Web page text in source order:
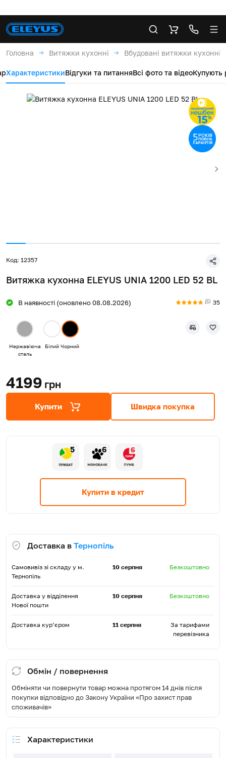
Головна Витяжки кухонні Вбудовані витяжки кухонні
ХарактеристикиВідгуки та питанняВсі фото та відеоКупують
Код: 12357
Витяжка кухонна ELEYUS UNIA 1200 LED 52 BL
В наявності (оновлено 08.08.2026) 35
Нержавіюча
сталь
Білий Чорний
4199 грн
Купити Швидка покупка
5 6 6
Купити в кредит
Доставка в Тернопіль
Самовивіз зі складу у м.
Тернопіль
10 серпня Безкоштовно
Доставка у відділення
Нової пошти
10 серпня Безкоштовно
Доставка кур’єром 11 серпня
За тарифами
перевізника
Обмін / повернення
Обміняти чи повернути товар можна протягом 14 днів після
покупки відповідно до Закону України «Про захист прав
споживачів»
Характеристики